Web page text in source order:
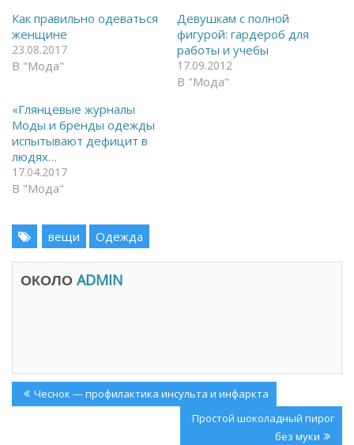
а
F
a
c
e
b
(
О
т
к
р
ы
в
а
е
о
в
м
с
я
a
m
(
О
т
в
н
о
в
Как правильно одеваться
женщине
23.08.2017
В "Мода"
Девушкам с полной
фигурой: гардероб для
работы и учебы
17.09.2012
В "Мода"
«Глянцевые журналы
Моды и бренды одежды
испытывают дефицит в
людях…
17.04.2017
В "Мода"
вещи Одежда
ОКОЛО ADMIN
Навигация
по
Previous
Post:
Чеснок — профилактика инсульта и инфаркта
Next
Простой шоколадный пирог
без муки